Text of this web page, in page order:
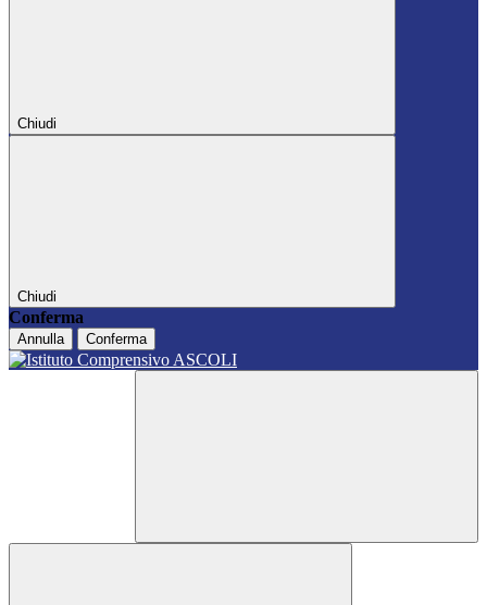
Chiudi
Chiudi
Conferma
Annulla Conferma